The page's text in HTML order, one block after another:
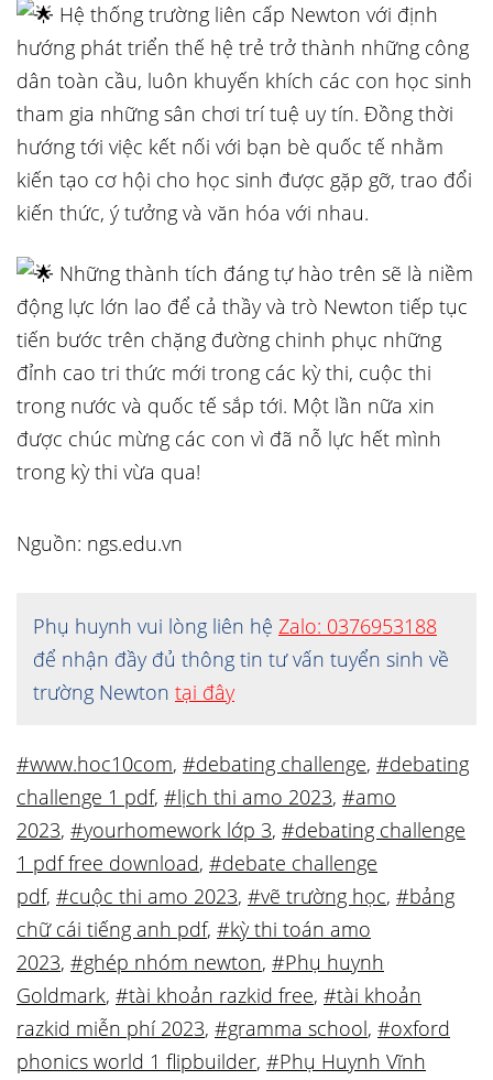
Hệ thống trường liên cấp Newton với định
hướng phát triển thế hệ trẻ trở thành những công
dân toàn cầu, luôn khuyến khích các con học sinh
tham gia những sân chơi trí tuệ uy tín. Đồng thời
hướng tới việc kết nối với bạn bè quốc tế nhằm
kiến tạo cơ hội cho học sinh được gặp gỡ, trao đổi
kiến thức, ý tưởng và văn hóa với nhau.
Những thành tích đáng tự hào trên sẽ là niềm
động lực lớn lao để cả thầy và trò Newton tiếp tục
tiến bước trên chặng đường chinh phục những
đỉnh cao tri thức mới trong các kỳ thi, cuộc thi
trong nước và quốc tế sắp tới. Một lần nữa xin
được chúc mừng các con vì đã nỗ lực hết mình
trong kỳ thi vừa qua!
Nguồn: ngs.edu.vn
Phụ huynh vui lòng liên hệ Zalo: 0376953188
để nhận đầy đủ thông tin tư vấn tuyển sinh về
trường Newton tại đây
#www.hoc10com, #debating challenge, #debating
challenge 1 pdf, #lịch thi amo 2023, #amo
2023, #yourhomework lớp 3, #debating challenge
1 pdf free download, #debate challenge
pdf, #cuộc thi amo 2023, #vẽ trường học, #bảng
chữ cái tiếng anh pdf, #kỳ thi toán amo
2023, #ghép nhóm newton, #Phụ huynh
Goldmark, #tài khoản razkid free, #tài khoản
razkid miễn phí 2023, #gramma school, #oxford
phonics world 1 flipbuilder, #Phụ Huynh Vĩnh